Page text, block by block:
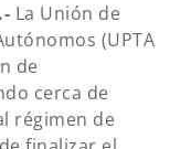
La Unión de
(UPTA
de
cerca de
régimen de